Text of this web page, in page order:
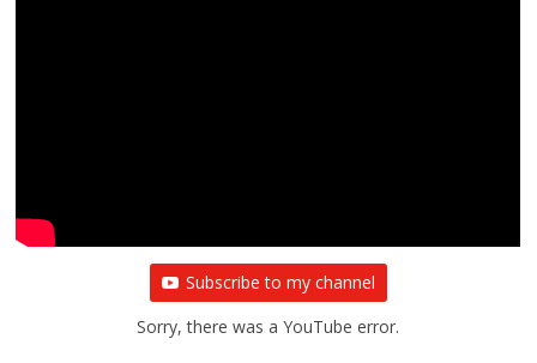
Subscribe to my channel
Sorry, there was a YouTube error.